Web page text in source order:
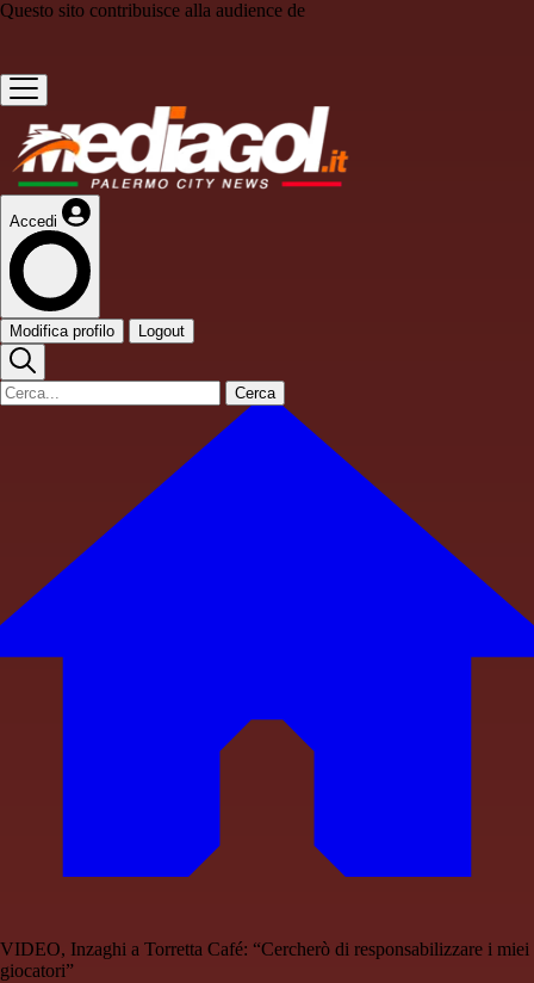
Questo sito contribuisce alla audience de
Accedi
Modifica profilo Logout
Cerca
VIDEO, Inzaghi a Torretta Café: “Cercherò di responsabilizzare i miei
giocatori”